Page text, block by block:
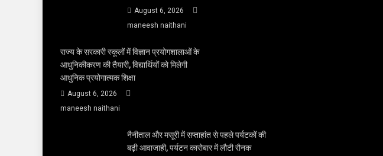
August 6, 2026
maneesh naithani
राज्य के सरकारी स्कूलों में विज्ञान प्रयोगशालाओं के
आधुनिकीकरण की तैयारी, विद्यार्थियों को मिलेगी
आधुनिक प्रयोगात्मक शिक्षा
August 6, 2026
maneesh naithani
नैनीताल और मसूरी में सप्ताहांत से पहले पर्यटकों की
बढ़ी आवाजाही, पर्यटन कारोबार में लौटी रौनक